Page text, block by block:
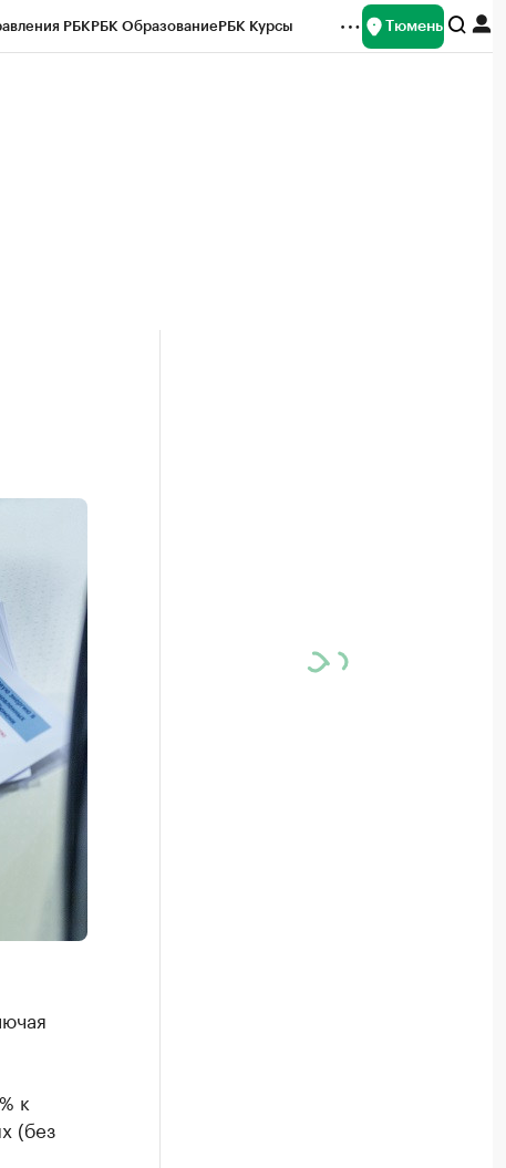
РБКРБК ОбразованиеРБК Курсы Тюмень
к
(без